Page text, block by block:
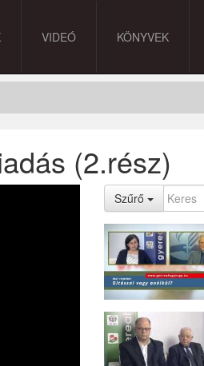
VIDEÓ KÖNYVEK
(2.rész)
Szűrő